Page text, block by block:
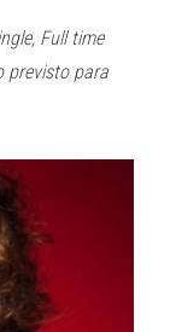
Full time
previsto para